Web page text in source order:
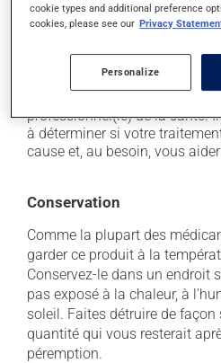
il peut donner une couleur
traitement. Si vous croyez
d'un problème qui vous
mentionné ici ou non,
professionnel(le) de la santé.
à déterminer si votre
cause et, au besoin, vous
Conservation
Comme la plupart des
garder ce produit à la
Conservez-le dans un endroit
pas exposé à la chaleur, à
soleil. Faites détruire de
quantité qui vous resterait
péremption.
cookie types and additional preference
cookies, please see our Privacy
Personalize